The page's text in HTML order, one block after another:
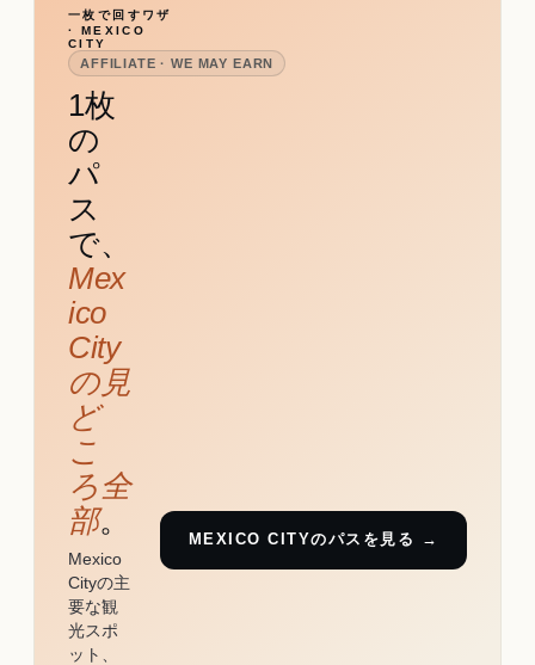
一枚で回すワザ
· MEXICO
CITY
AFFILIATE · WE MAY EARN
1枚
の
パ
ス
で、
Mex
ico
City
の見
ど
こ
ろ全
部。
Mexico
Cityの主
要な観
光スポ
ット、
MEXICO CITYのパスを見る →